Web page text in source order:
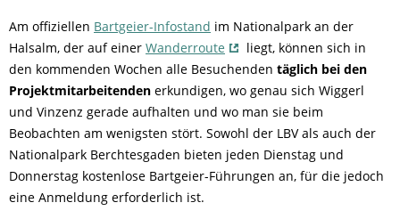
Am offiziellen Bartgeier-Infostand im Nationalpark an der
Halsalm, der auf einer Wanderroute
liegt, können sich in
den kommenden Wochen alle Besuchenden täglich bei den
Projektmitarbeitenden erkundigen, wo genau sich Wiggerl
und Vinzenz gerade aufhalten und wo man sie beim
Beobachten am wenigsten stört. Sowohl der LBV als auch der
Nationalpark Berchtesgaden bieten jeden Dienstag und
Donnerstag kostenlose Bartgeier-Führungen an, für die jedoch
eine Anmeldung erforderlich ist.